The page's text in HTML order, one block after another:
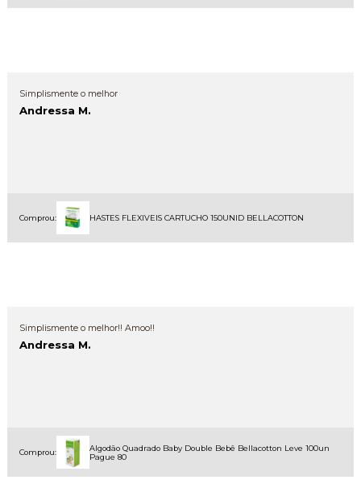
Simplismente o melhor
Andressa M.
Comprou: HASTES FLEXIVEIS CARTUCHO 150UNID BELLACOTTON
Simplismente o melhor!! Amoo!!
Andressa M.
Comprou:
Algodão Quadrado Baby Double Bebê Bellacotton Leve 100un
Pague 80